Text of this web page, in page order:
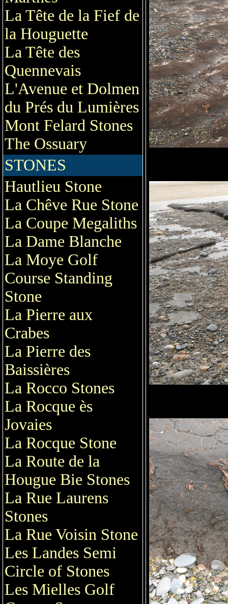
La Tête de la Fief de
la Houguette
La Tête des
Quennevais
L'Avenue et Dolmen
du Prés du Lumières
Mont Felard Stones
The Ossuary
STONES
Hautlieu Stone
La Chêve Rue Stone
La Coupe Megaliths
La Dame Blanche
La Moye Golf
Course Standing
Stone
La Pierre aux
Crabes
La Pierre des
Baissières
La Rocco Stones
La Rocque ès
Jovaies
La Rocque Stone
La Route de la
Hougue Bie Stones
La Rue Laurens
Stones
La Rue Voisin Stone
Les Landes Semi
Circle of Stones
Les Mielles Golf